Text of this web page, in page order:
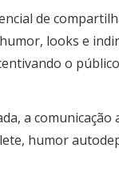
de
looks e
o
a
humor